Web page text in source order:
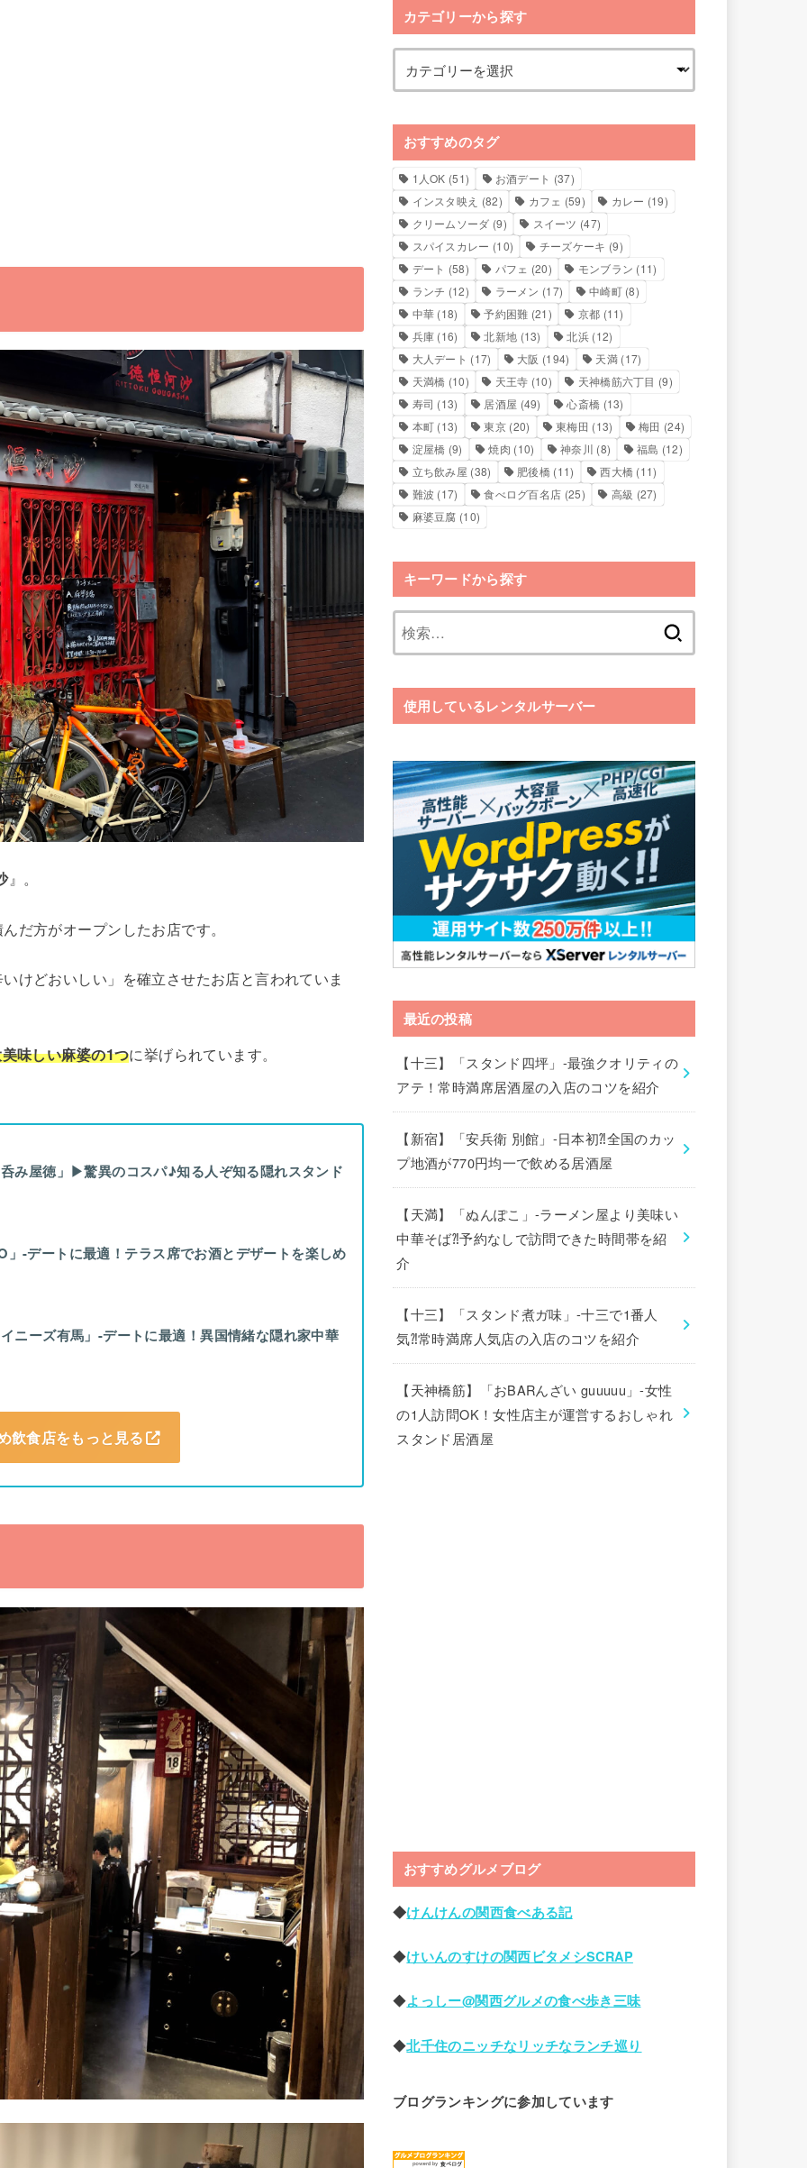
』。
だ方がオープンしたお店です。
けどおいしい」を確立させたお店と言われていま
味しい麻婆の1つに挙げられています。
み屋徳」▶驚異のコスパ♪知る人ぞ知る隠れスタンド
-デートに最適！テラス席でお酒とデザートを楽しめ
ニーズ有馬」-デートに最適！異国情緒な隠れ家中華
飲食店をもっと見る
カテゴリーから探す
おすすめのタグ
1人OK (51) お酒デート (37)
インスタ映え (82) カフェ (59) カレー (19)
クリームソーダ (9) スイーツ (47)
スパイスカレー (10) チーズケーキ (9)
デート (58) パフェ (20) モンブラン (11)
ランチ (12) ラーメン (17) 中崎町(8)
中華 (18) 予約困難 (21) 京都 (11)
兵庫 (16) 北新地 (13) 北浜 (12)
大人デート (17) 大阪 (194) 天満(17)
天満橋 (10) 天王寺 (10) 天神橋筋六丁目 (9)
寿司 (13) 居酒屋 (49) 心斎橋 (13)
本町 (13) 東京(20) 東梅田 (13) 梅田 (24)
淀屋橋 (9) 焼肉 (10) 神奈川 (8) 福島 (12)
立ち飲み屋 (38) 肥後橋 (11) 西大橋 (11)
難波 (17) 食べログ百名店 (25) 高級 (27)
麻婆豆腐 (10)
キーワードから探す
使用しているレンタルサーバー
最近の投稿
【十三】「スタンド四坪」-最強クオリティの
アテ！常時満席居酒屋の入店のコツを紹介
【新宿】「安兵衛 別館」-日本初⁈全国のカッ
プ地酒が770円均一で飲める居酒屋
【天満】「ぬんぽこ」-ラーメン屋より美味い
中華そば⁈予約なしで訪問できた時間帯を紹
介
【十三】「スタンド煮ガ味」-十三で1番人
気⁈常時満席人気店の入店のコツを紹介
【天神橋筋】「おBARんざい guuuuu」-女性
の1人訪問OK！女性店主が運営するおしゃれ
スタンド居酒屋
おすすめグルメブログ
◆けんけんの関西食べある記
◆けいんのすけの関西ビタメシSCRAP
◆よっしー@関西グルメの食べ歩き三味
◆北千住のニッチなリッチなランチ巡り
ブログランキングに参加しています